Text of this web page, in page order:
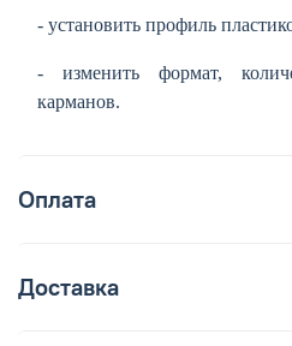
- установить профиль
- изменить формат,
карманов.
Оплата
Доставка